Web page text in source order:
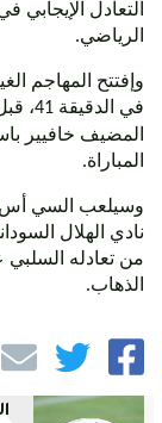
التعادل
الرياضي.
وإفتتح المهاجم
في
المضيف خافيير
المباراة.
وسيلعب السي أس
نادي الهلال
من تعادله
الذهاب.